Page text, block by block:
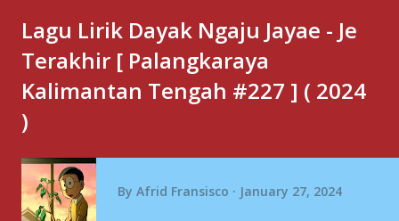
Lagu Lirik Dayak Ngaju Jayae - Je
Terakhir [ Palangkaraya
Kalimantan Tengah #227 ] ( 2024
)
By Afrid Fransisco January 27, 2024